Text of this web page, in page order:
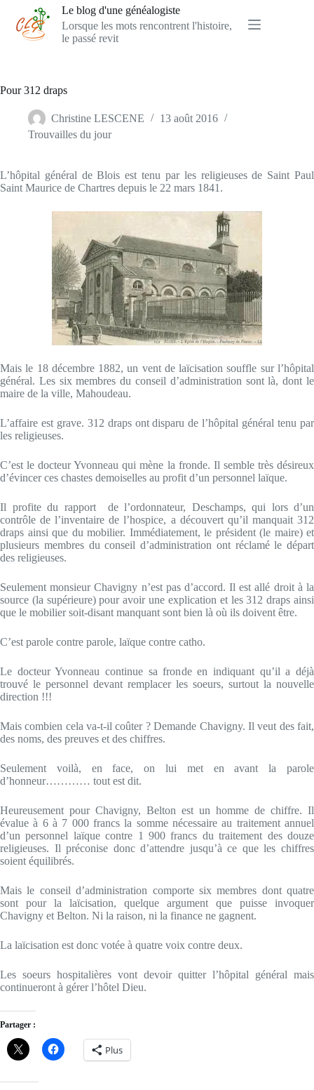
contenu
Le blog d'une généalogiste
Lorsque les mots rencontrent l'histoire,
le passé revit
Pour 312 draps
Christine LESCENE
13 août 2016
Trouvailles du jour
L’hôpital général de Blois est tenu par les religieuses de Saint Paul
Saint Maurice de Chartres depuis le 22 mars 1841.
Mais le 18 décembre 1882, un vent de laïcisation souffle sur l’hôpital
général. Les six membres du conseil d’administration sont là, dont le
maire de la ville, Mahoudeau.
L’affaire est grave. 312 draps ont disparu de l’hôpital général tenu par
les religieuses.
C’est le docteur Yvonneau qui mène la fronde. Il semble très désireux
d’évincer ces chastes demoiselles au profit d’un personnel laïque.
Il profite du rapport de l’ordonnateur, Deschamps, qui lors d’un
contrôle de l’inventaire de l’hospice, a découvert qu’il manquait 312
draps ainsi que du mobilier. Immédiatement, le président (le maire) et
plusieurs membres du conseil d’administration ont réclamé le départ
des religieuses.
Seulement monsieur Chavigny n’est pas d’accord. Il est allé droit à la
source (la supérieure) pour avoir une explication et les 312 draps ainsi
que le mobilier soit-disant manquant sont bien là où ils doivent être.
C’est parole contre parole, laïque contre catho.
Le docteur Yvonneau continue sa fronde en indiquant qu’il a déjà
trouvé le personnel devant remplacer les soeurs, surtout la nouvelle
direction !!!
Mais combien cela va-t-il coûter ? Demande Chavigny. Il veut des fait,
des noms, des preuves et des chiffres.
Seulement voilà, en face, on lui met en avant la parole
d’honneur………… tout est dit.
Heureusement pour Chavigny, Belton est un homme de chiffre. Il
évalue à 6 à 7 000 francs la somme nécessaire au traitement annuel
d’un personnel laïque contre 1 900 francs du traitement des douze
religieuses. Il préconise donc d’attendre jusqu’à ce que les chiffres
soient équilibrés.
Mais le conseil d’administration comporte six membres dont quatre
sont pour la laïcisation, quelque argument que puisse invoquer
Chavigny et Belton. Ni la raison, ni la finance ne gagnent.
La laïcisation est donc votée à quatre voix contre deux.
Les soeurs hospitalières vont devoir quitter l’hôpital général mais
continueront à gérer l’hôtel Dieu.
Partager :
Plus